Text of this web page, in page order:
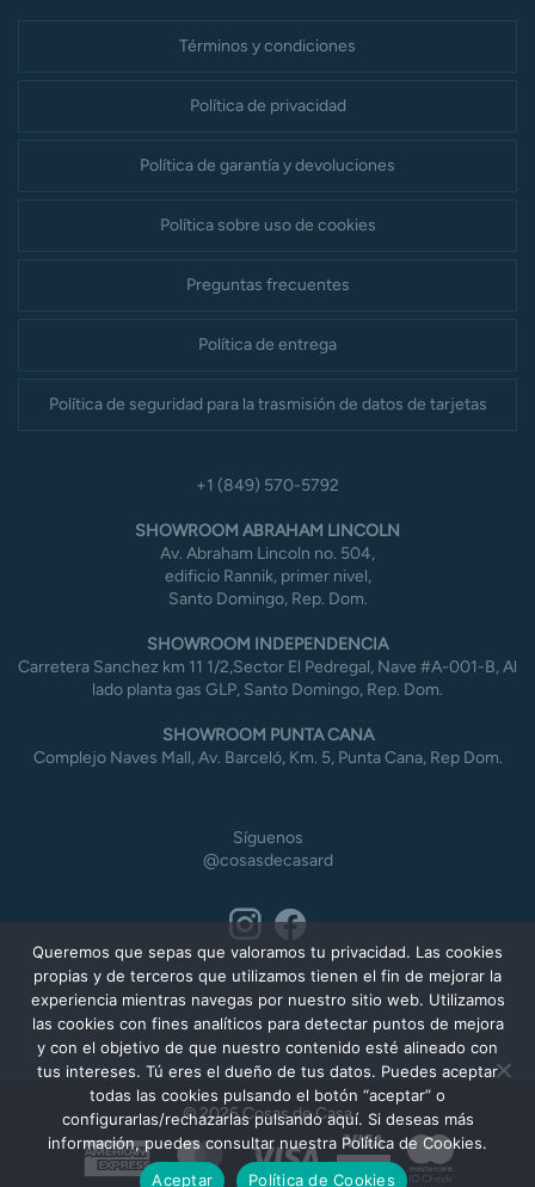
Términos y condiciones
Política de privacidad
Política de garantía y devoluciones
Política sobre uso de cookies
Preguntas frecuentes
Política de entrega
Política de seguridad para la trasmisión de datos de tarjetas
+1 (849) 570-5792
SHOWROOM ABRAHAM LINCOLN
Av. Abraham Lincoln no. 504,
edificio Rannik, primer nivel,
Santo Domingo, Rep. Dom.
SHOWROOM INDEPENDENCIA
Carretera Sanchez km 11 1/2,Sector El Pedregal, Nave #A-001-B, Al
lado planta gas GLP, Santo Domingo, Rep. Dom.
SHOWROOM PUNTA CANA
Complejo Naves Mall, Av. Barceló, Km. 5, Punta Cana, Rep Dom.
Síguenos
@cosasdecasard
American
Express
MasterCardVisa
© 2026 Cosas de Casa
Queremos que sepas que valoramos tu privacidad. Las cookies
propias y de terceros que utilizamos tienen el fin de mejorar la
experiencia mientras navegas por nuestro sitio web. Utilizamos
las cookies con fines analíticos para detectar puntos de mejora
y con el objetivo de que nuestro contenido esté alineado con
tus intereses. Tú eres el dueño de tus datos. Puedes aceptar
todas las cookies pulsando el botón “aceptar” o
configurarlas/rechazarlas pulsando aquí. Si deseas más
información, puedes consultar nuestra Política de Cookies.
Aceptar
Política de Cookies